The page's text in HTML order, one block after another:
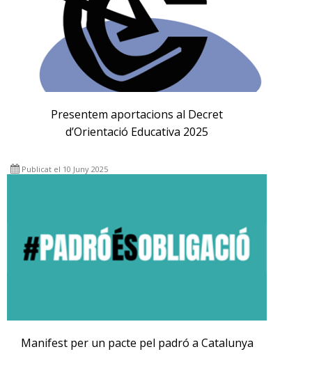
Presentem aportacions al Decret
d’Orientació Educativa 2025
Publicat el 10 Juny 2025
Manifest per un pacte pel padró a Catalunya